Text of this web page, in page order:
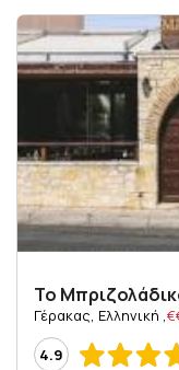
Το
, Γέρακας, Ελληνική
4.9